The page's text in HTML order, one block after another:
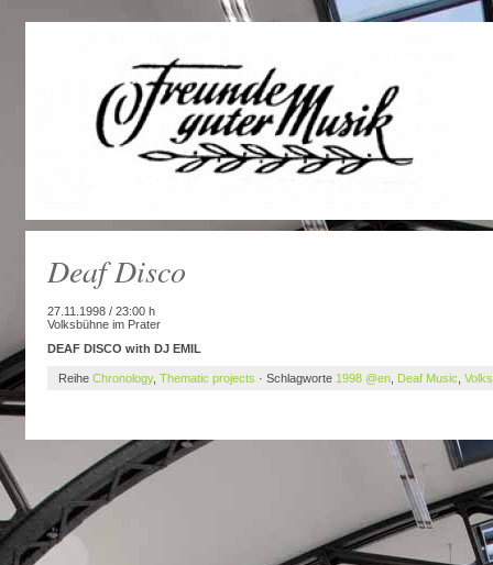
Deaf Disco
27.11.1998 / 23:00 h
Volksbühne im Prater
DEAF DISCO with DJ EMIL
Reihe Chronology, Thematic projects · Schlagworte 1998 @en Deaf Music